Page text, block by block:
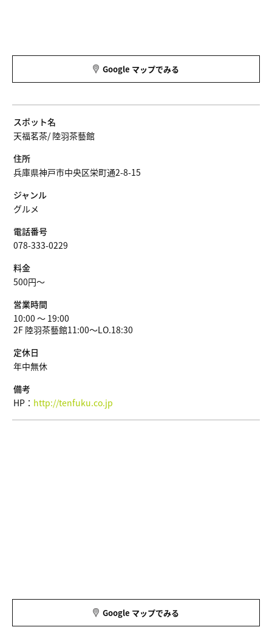
Google マップでみる
スポット名
天福茗茶/ 陸羽茶藝館
住所
兵庫県神戸市中央区栄町通2-8-15
ジャンル
グルメ
電話番号
078-333-0229
料金
500円〜
営業時間
10:00 ～ 19:00
2F 陸羽茶藝館11:00～LO.18:30
定休日
年中無休
備考
HP： http://tenfuku.co.jp
Google マップでみる